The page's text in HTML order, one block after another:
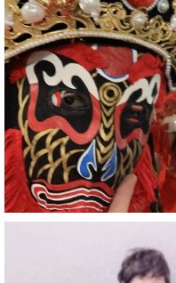
「マジシャン和
#企業公式がお疲
#旅行好きな人と
#一人旅
#女性マジシャン
#出張マジック
#マジシャン派遣
#イリュージョン
#和歌山県
#白浜町
#変面ショー
#イベント